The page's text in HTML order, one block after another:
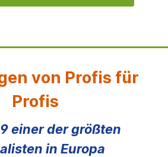
von Profis für
Profis
einer der größten
in Europa